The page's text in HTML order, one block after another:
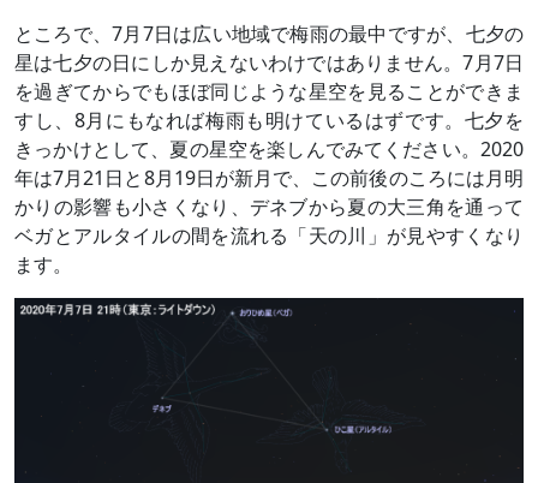
ところで、7月7日は広い地域で梅雨の最中ですが、七夕の
星は七夕の日にしか見えないわけではありません。7月7日
を過ぎてからでもほぼ同じような星空を見ることができま
すし、8月にもなれば梅雨も明けているはずです。七夕を
きっかけとして、夏の星空を楽しんでみてください。2020
年は7月21日と8月19日が新月で、この前後のころには月明
かりの影響も小さくなり、デネブから夏の大三角を通って
ベガとアルタイルの間を流れる「天の川」が見やすくなり
ます。